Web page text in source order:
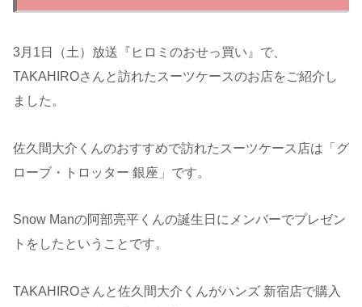
3月1日（土）放送『ヒロミのおせっ買い』で、
TAKAHIROさんと訪れたスーツケースのお店をご紹介し
ました。
佐久間大介くんのおすすめで訪れたスーツケース店は「グ
ローブ・トロッター 銀座」です。
Snow Manの阿部亮平くんの誕生日にメンバーでプレゼン
トをしたということです。
TAKAHIROさんと佐久間大介くんがハンズ 新宿店で購入